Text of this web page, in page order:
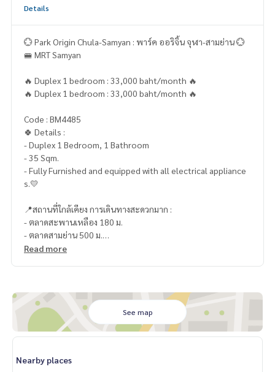
Details
💮 Park Origin Chula-Samyan : พาร์ค ออริจิ้น จุฬา-สามย่าน 💮
🚝 MRT Samyan
🔥 Duplex 1 bedroom : 33,000 baht/month 🔥
🔥 Duplex 1 bedroom : 33,000 baht/month 🔥
Code : BM4485
🍀 Details :
- Duplex 1 Bedroom, 1 Bathroom
- 35 Sqm.
- Fully Furnished and equipped with all electrical appliance
s.💛
📍สถานที่ใกล้เคียง การเดินทางสะดวกมาก :
- ตลาดสะพานเหลือง 180 ม.
- ตลาดสามย่าน 500 ม.
- Zy Walk 900 ม
- Siam Center 3.5 กม.
- รร.สาธิตจุฬาฯ 800 ม.
- จุฬาลงกรณ์มหาวิทยาลัย 900 ม.
- สน.บางรัก 1.7 ม.
- คริสจักรที่สอง สามย่าน 700 ม.
Read more
See map
Nearby places